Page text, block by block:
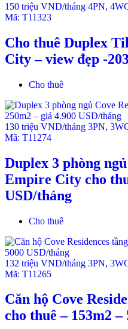
150 triệu VND/tháng 4PN,
Mã: T11323
Cho thuê Duplex
City – view đẹp -
Cho thuê
130 triệu VND/tháng 3PN,
Mã: T11274
Duplex 3 phòng
Empire City cho
USD/tháng
Cho thuê
132 triệu VND/tháng 3PN,
Mã: T11265
Căn hộ Cove
cho thuê – 153m2